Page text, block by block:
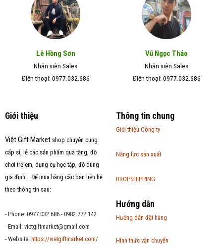
Lê Hồng Sơn
Nhân viên Sales
Điện thoại: 0977.032.686
Vũ Ngọc Thảo
Nhân viên Sales
Điện thoại: 0977.032.686
Giới thiệu
Việt Gift Marketshop chuyên cung
cấp sỉ, lẻ các sản phẩm quà tặng, đồ
chơi trẻ em, dụng cụ học tập, đồ dùng
gia đình... Để mua hàng các bạn liên hệ
theo thông tin sau:
- Phone: 0977.032.686 - 0982.772.142
- Email: vietgiftmarket@gmail.com
- Website: https://vietgiftmarket.com/
Thông tin chung
Giới thiệu Công ty
Năng lực sản xuất
DROPSHIPPING
Hướng dẫn
Hướng dẫn đặt hàng
Hình thức vận chuyển